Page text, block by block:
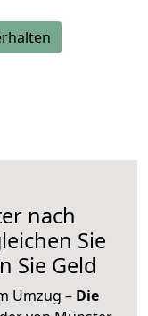
nach
Sie
Sie Geld
Umzug – Die